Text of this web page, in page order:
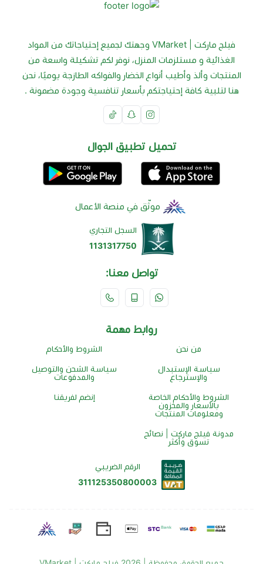
فيلج ماركت | VMarket وجهتك لجميع إحتياجاتك من المواد
الغذائية و مستلزمات المنزل، نوفر لكم تشكيلة واسعة من
المنتجات وألذ وأطيب أنواع الخضار والفواكه الطازجة يوميًا، نحن
هنا لتلبية كافة إحتياجتكم بأسعار تنافسية وجودة مضمونة .
تحميل تطبيق الجوال
موثّق في منصة الأعمال
السجل التجاري
1131317750
تواصل معنا:
روابط مهمة
من نحن الشروط والأحكام
سياسة الإستبدال
والإسترجاع
سياسة الشحن والتوصيل
والمدفوعات
الشروط والأحكام الخاصة
بالأسعار والمخزون
ومعلومات المنتجات
إنضم لفريقنا
مدونة فيلج ماركت | نصائح
تسوق وأكثر
الرقم الضريبي
311125350800003